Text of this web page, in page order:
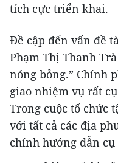
tích cực triển khai.
Đề cập đến vấn đề
Phạm Thị Thanh
nóng bỏng.” Chính
giao nhiệm vụ rất
Trong cuộc tổ chức
với tất cả các địa
chính hướng dẫn